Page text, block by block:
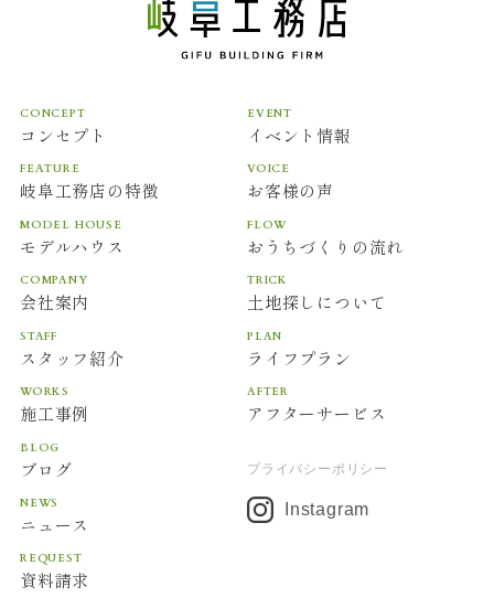
CONCEPT
コンセプト
FEATURE
岐阜工務店の特徴
MODEL HOUSE
モデルハウス
COMPANY
会社案内
STAFF
スタッフ紹介
WORKS
施工事例
EVENT
イベント情報
VOICE
お客様の声
FLOW
おうちづくりの流れ
TRICK
土地探しについて
PLAN
ライフプラン
AFTER
アフターサービス
BLOG
ブログ
NEWS
ニュース
REQUEST
資料請求
プライバシーポリシー
Instagram